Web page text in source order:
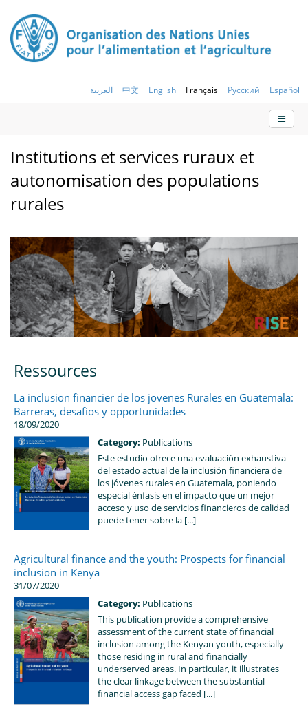
العربية 中文 English Français Русский Español
Institutions et services ruraux et
autonomisation des populations
rurales
Ressources
La inclusion financier de los jovenes Rurales en Guatemala:
Barreras, desafios y opportunidades
18/09/2020
Category: Publications
Este estudio ofrece una evaluación exhaustiva
del estado actual de la inclusión financiera de
los jóvenes rurales en Guatemala, poniendo
especial énfasis en el impacto que un mejor
acceso y uso de servicios financieros de calidad
puede tener sobre la [...]
Agricultural finance and the youth: Prospects for financial
inclusion in Kenya
31/07/2020
Category: Publications
This publication provide a comprehensive
assessment of the current state of financial
inclusion among the Kenyan youth, especially
those residing in rural and financially
underserved areas. In particular, it illustrates
the clear linkage between the substantial
financial access gap faced [...]